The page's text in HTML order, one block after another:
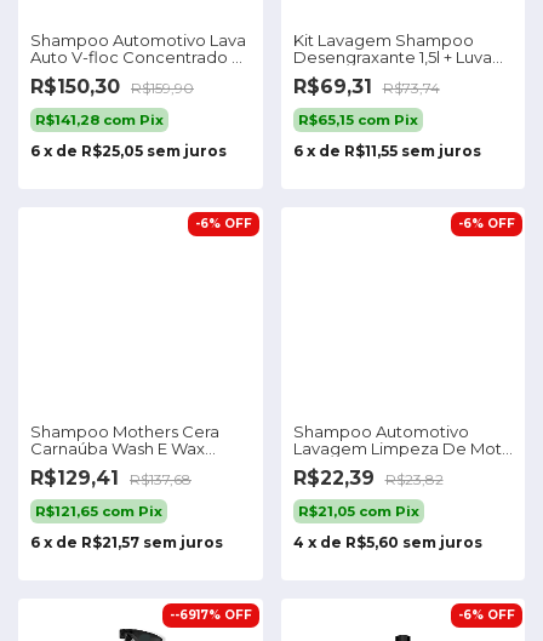
Shampoo Automotivo Lava
Auto V-floc Concentrado 5l
Vonixx
R$150,30 R$159,90
R$141,28 com Pix
6 x de R$25,05 sem juros
Kit Lavagem Shampoo
Desengraxante 1,5l + Luva
De Microfibra
R$69,31 R$73,74
R$65,15 com Pix
6 x de R$11,55 sem juros
Shampoo Mothers Cera
Carnaúba Wash E Wax
California Gold 1,8
-6% OFF
R$129,41 R$137,68
R$121,65 com Pix
6 x de R$21,57 sem juros
Shampoo Automotivo
Lavagem Limpeza De Moto
Flow Razux 240ml
-6% OFF
R$22,39 R$23,82
R$21,05 com Pix
4 x de R$5,60 sem juros
--6917% OFF -6% OFF